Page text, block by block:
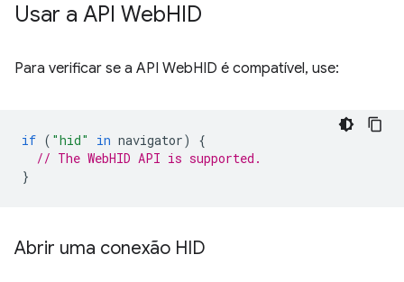
Usar a API WebHID
Para verificar se a API WebHID é compatível, use:
if ( "hid" in navigator)
{
// The WebHID API is supported.
}
Abrir uma conexão HID